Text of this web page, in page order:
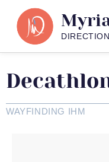
WAYFINDING IHM